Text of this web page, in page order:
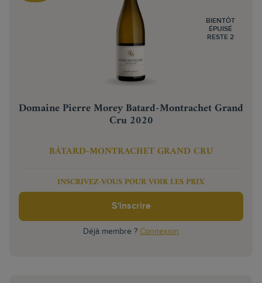
Domaine Pierre Morey Batard-Montrachet Grand
Cru 2020
BÂTARD-MONTRACHET GRAND CRU
BIENTÔT
ÉPUISÉ
RESTE 2
INSCRIVEZ-VOUS POUR VOIR LES PRIX
S'inscrire
Déjà membre ? Connexion